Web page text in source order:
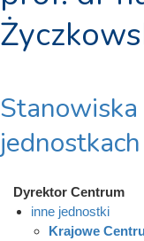
jednostkach
Dyrektor Centrum
inne jednostki
Krajowe